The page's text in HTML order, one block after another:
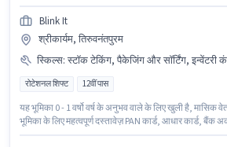
Blink It
श्रीकार्यम, तिरुवनंतपुरम
स्किल्स: स्टॉक टेकिंग, पैकेजिंग और सॉर्टिंग, इन्वेंटरी कंट्रोल, आधार कार्ड, बैंक अकाउंट, ऑर्डर पिकिंग, फ्रेट फॉरवर्डिंग, PAN
रोटेशनल शिफ्ट 12वीं पास
यह भूमिका 0 - 1 वर्षो वर्ष के अनुभव वाले के लिए खुली है, मासिक
भूमिका के लिए महत्वपूर्ण दस्तावेज़ PAN कार्ड, आधार कार्ड,